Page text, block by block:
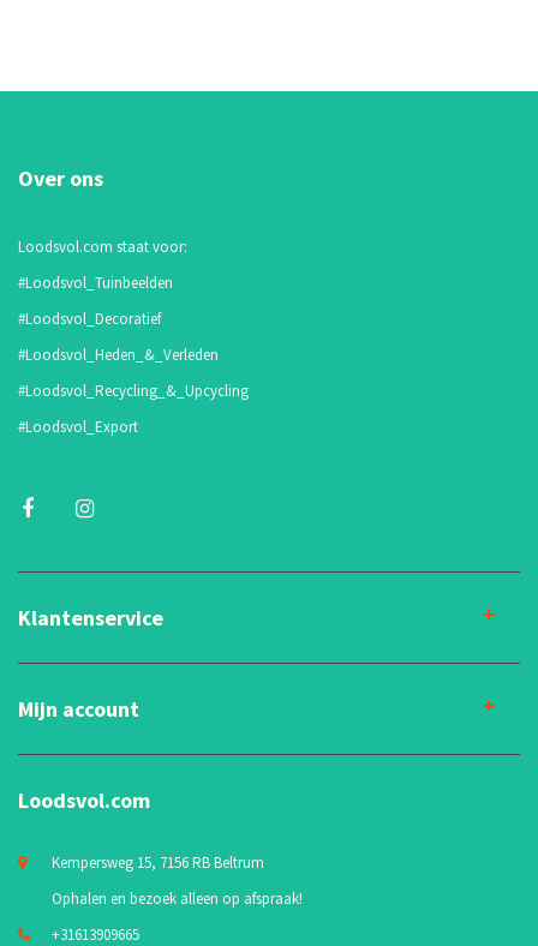
Over ons
Loodsvol.com staat voor:
#Loodsvol_Tuinbeelden
#Loodsvol_Decoratief
#Loodsvol_Heden_&_Verleden
#Loodsvol_Recycling_&_Upcycling
#Loodsvol_Export
Klantenservice
Mijn account
Loodsvol.com
Kempersweg 15, 7156 RB Beltrum
Ophalen en bezoek alleen op afspraak!
+31613909665